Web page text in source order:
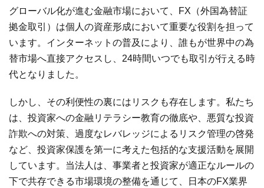
グローバル化が進む金融市場において、FX（外国為替証
拠金取引）は個人の資産形成において重要な役割を担って
います。インターネットの普及により、誰もが世界中の為
替市場へ直接アクセスし、24時間いつでも取引が行える時
代となりました。
しかし、その利便性の裏にはリスクも存在します。私たち
は、投資家への金融リテラシー教育の徹底や、悪質な投資
詐欺への対策、過度なレバレッジによるリスク管理の啓発
など、投資家保護を第一に考えた包括的な支援活動を展開
しています。当法人は、事業者と投資家が適正なルールの
下で共存できる市場環境の整備を通じて、日本のFX業界